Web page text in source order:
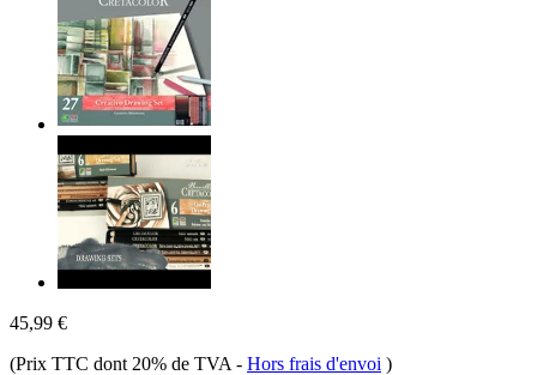
45,99 €
(Prix TTC dont 20% de TVA - Hors frais d'envoi )